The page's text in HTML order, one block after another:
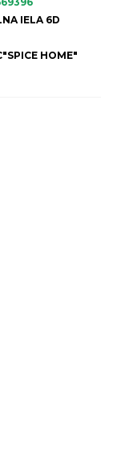
IELA 6D
HOME"